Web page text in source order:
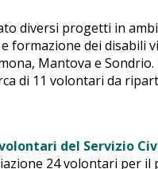
diversi progetti in
formazione dei disabili
Mantova e
di 11 volontari da
del Servizio
24 volontari per